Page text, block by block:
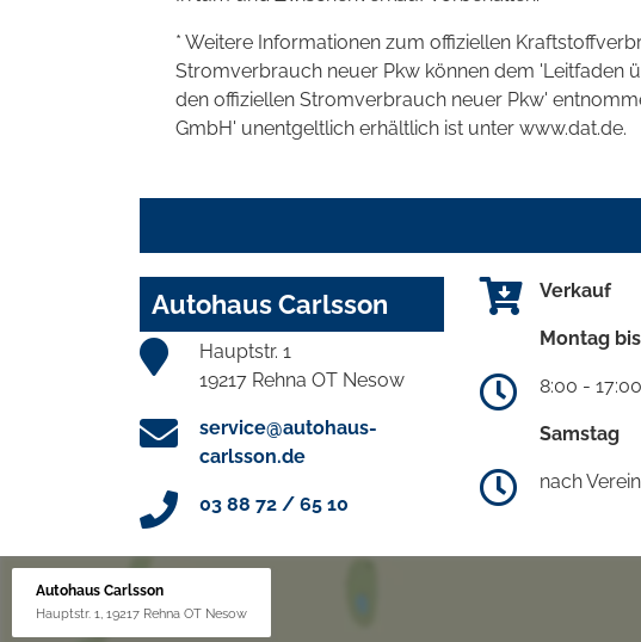
* Weitere Informationen zum offiziellen
Stromverbrauch neuer Pkw können dem 'Leitfaden
den offiziellen Stromverbrauch neuer Pkw'
GmbH' unentgeltlich erhältlich ist unter www.dat.de.
Autohaus Carlsson
Hauptstr. 1
19217 Rehna OT Nesow
service@autohaus-
carlsson.de
03 88 72 / 65 10
Verkauf
Montag
8:00 -
Samstag
nach
Autohaus Carlsson
Hauptstr. 1, 19217 Rehna OT Nesow